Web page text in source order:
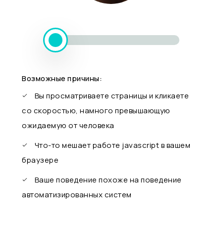
Возможные причины:
Вы просматриваете страницы и кликаете
со скоростью, намного превышающую
ожидаемую от человека
Что-то мешает работе javascript в вашем
браузере
Ваше поведение похоже на поведение
автоматизированных систем